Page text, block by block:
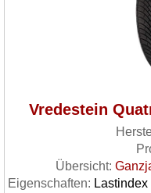
Vredestein
Übersicht:
Eigenschaften: